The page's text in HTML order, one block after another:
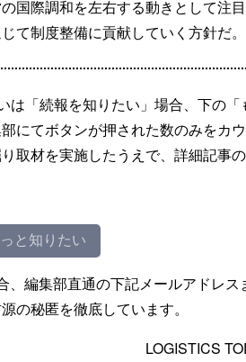
国際調和を左右する動きとして注目
て制度整備に貢献していく方針だ。
「続報を知りたい」場合、下の「
にてボタンが押された数のみをカウ
取材を実施したうえで、詳細記事
と知りたい
編集部直通の下記メールアドレス
の秘匿を徹底しています。
LOGISTICS